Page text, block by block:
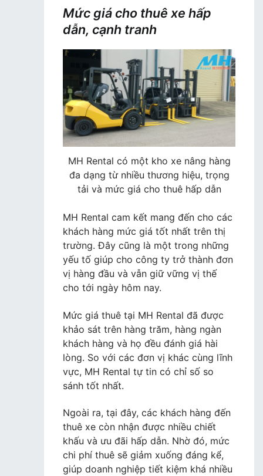
Mức giá cho thuê xe hấp
dẫn, cạnh tranh
MH Rental có một kho xe nâng hàng
đa dạng từ nhiều thương hiệu, trọng
tải và mức giá cho thuê hấp dẫn
MH Rental cam kết mang đến cho các
khách hàng mức giá tốt nhất trên thị
trường. Đây cũng là một trong những
yếu tố giúp cho công ty trở thành đơn
vị hàng đầu và vẫn giữ vững vị thế
cho tới ngày hôm nay.
Mức giá thuê tại MH Rental đã được
khảo sát trên hàng trăm, hàng ngàn
khách hàng và họ đều đánh giá hài
lòng. So với các đơn vị khác cùng lĩnh
vực, MH Rental tự tin có chỉ số so
sánh tốt nhất.
Ngoài ra, tại đây, các khách hàng đến
thuê xe còn nhận được nhiều chiết
khấu và ưu đãi hấp dẫn. Nhờ đó, mức
chi phí thuê sẽ giảm xuống đáng kể,
giúp doanh nghiệp tiết kiệm khá nhiều